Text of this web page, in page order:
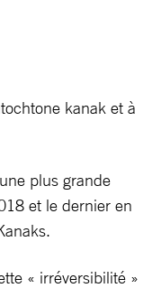
kanak et à
plus grande
et le dernier en
« irréversibilité »